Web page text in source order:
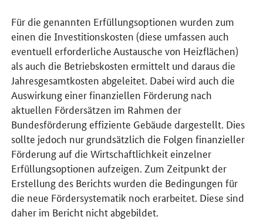
Für die genannten Erfüllungsoptionen wurden zum
einen die Investitionskosten (diese umfassen auch
eventuell erforderliche Austausche von Heizflächen)
als auch die Betriebskosten ermittelt und daraus die
Jahresgesamtkosten abgeleitet. Dabei wird auch die
Auswirkung einer finanziellen Förderung nach
aktuellen Fördersätzen im Rahmen der
Bundesförderung effiziente Gebäude dargestellt. Dies
sollte jedoch nur grundsätzlich die Folgen finanzieller
Förderung auf die Wirtschaftlichkeit einzelner
Erfüllungsoptionen aufzeigen. Zum Zeitpunkt der
Erstellung des Berichts wurden die Bedingungen für
die neue Fördersystematik noch erarbeitet. Diese sind
daher im Bericht nicht abgebildet.